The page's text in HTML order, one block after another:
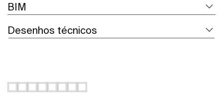
BIM
Desenhos técnicos